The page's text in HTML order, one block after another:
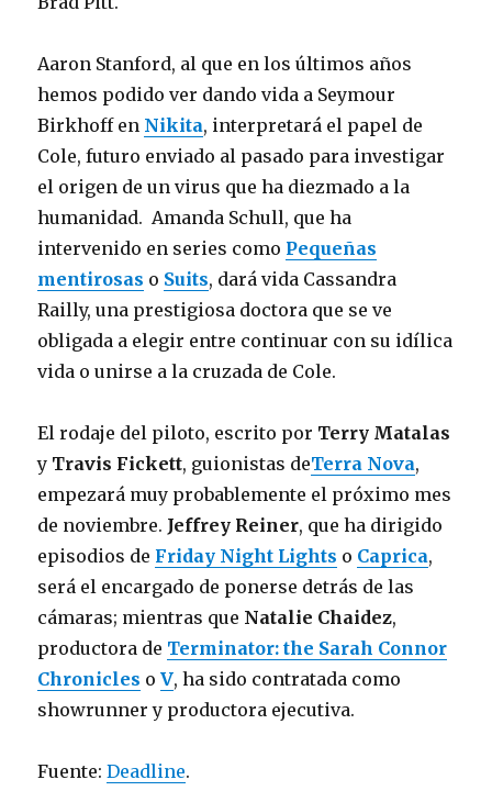
Aaron Stanford, al que en los últimos años
hemos podido ver dando vida a Seymour
Birkhoff en Nikita, interpretará el papel de
Cole, futuro enviado al pasado para investigar
el origen de un virus que ha diezmado a la
humanidad. Amanda Schull, que ha
intervenido en series como Pequeñas
mentirosas o Suits, dará vida Cassandra
Railly, una prestigiosa doctora que se ve
obligada a elegir entre continuar con su idílica
vida o unirse a la cruzada de Cole.
El rodaje del piloto, escrito por Terry Matalas
y Travis Fickett, guionistas deTerra Nova,
empezará muy probablemente el próximo mes
de noviembre. Jeffrey Reiner, que ha dirigido
episodios de Friday Night Lights o Caprica,
será el encargado de ponerse detrás de las
cámaras; mientras que Natalie Chaidez,
productora de Terminator: the Sarah Connor
Chronicles oV, ha sido contratada como
showrunner y productora ejecutiva.
Fuente:Deadline.